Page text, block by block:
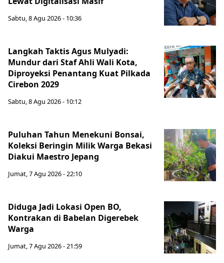
Sabtu, 8 Agu 2026 - 10:36
Langkah Taktis Agus Mulyadi:
Mundur dari Staf Ahli Wali Kota,
Diproyeksi Penantang Kuat Pilkada
Cirebon 2029
Sabtu, 8 Agu 2026 - 10:12
Puluhan Tahun Menekuni Bonsai,
Koleksi Beringin Milik Warga Bekasi
Diakui Maestro Jepang
Jumat, 7 Agu 2026 - 22:10
Diduga Jadi Lokasi Open BO,
Kontrakan di Babelan Digerebek
Warga
Jumat, 7 Agu 2026 - 21:59